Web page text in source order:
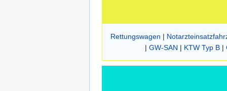
Rettungswagen |
| GW-SAN | KTW Typ B|